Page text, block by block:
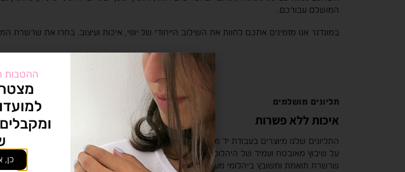
המושלם עבורכם.
במונדגר אנו מזמינים אתכם לחוות את השילוב הייחודי של יופי, איכות ועיצוב. בחרו את שרשרת
תליונים מושלמים
איכות ללא פשרות
התליונים שלנו מיוצרים בעבודת יד מדויקת מזהב 14K, עם דגש
על שיבוץ מאובטח ועמיד של היהלומים. כל תליון מגיע עם
שרשרת תואמת ומשובץ ביהלומי מעבדה נבחרים, שעוברים
ההטבות
כן,